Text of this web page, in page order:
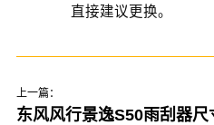
直接建议更换。
上一篇：
东风风行景逸S50雨刮器